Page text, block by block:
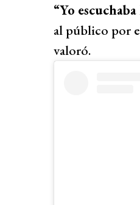
“Yo
al público por
valoró.